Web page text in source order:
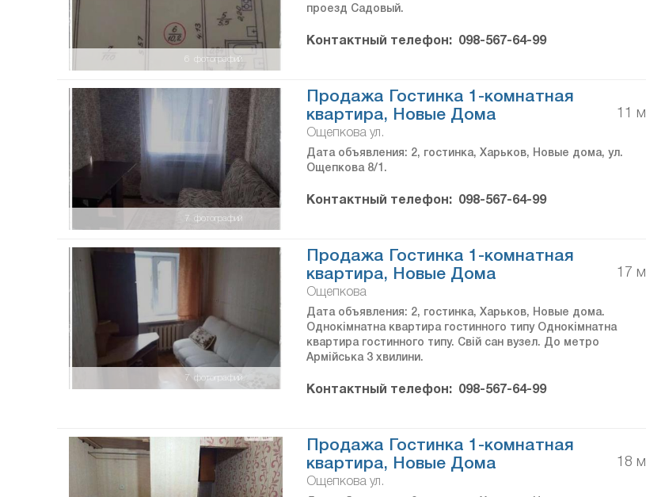
фотографий
6
проезд Садовый.
Контактный телефон: 098-567-64-99
фотографий
7
Продажа Гостинка 1-комнатная
квартира, Новые Дома
11 м
Ощепкова ул.
Дата объявления: 2, гостинка, Харьков, Новые дома, ул.
Ощепкова 8/1.
Контактный телефон: 098-567-64-99
фотографий
7
Продажа Гостинка 1-комнатная
квартира, Новые Дома
17 м
Ощепкова
Дата объявления: 2, гостинка, Харьков, Новые дома.
Однокімнатна квартира гостинного типу Однокімнатна
квартира гостинного типу. Свій сан вузел. До метро
Армійська 3 хвилини.
Контактный телефон: 098-567-64-99
Продажа Гостинка 1-комнатная
квартира, Новые Дома
18 м
Ощепкова ул.